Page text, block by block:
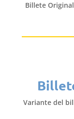
Billete
Variante del